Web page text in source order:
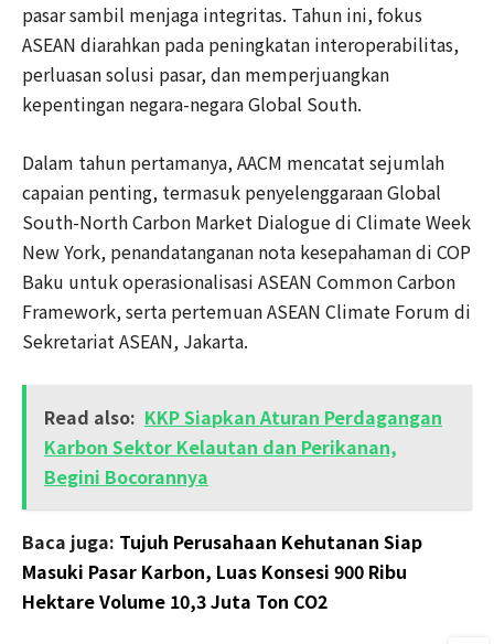
pasar sambil menjaga integritas. Tahun ini, fokus
ASEAN diarahkan pada peningkatan interoperabilitas,
perluasan solusi pasar, dan memperjuangkan
kepentingan negara-negara Global South.
Dalam tahun pertamanya, AACM mencatat sejumlah
capaian penting, termasuk penyelenggaraan Global
South-North Carbon Market Dialogue di Climate Week
New York, penandatanganan nota kesepahaman di COP
Baku untuk operasionalisasi ASEAN Common Carbon
Framework, serta pertemuan ASEAN Climate Forum di
Sekretariat ASEAN, Jakarta.
Read also: KKP Siapkan Aturan Perdagangan
Karbon Sektor Kelautan dan Perikanan,
Begini Bocorannya
Baca juga: Tujuh Perusahaan Kehutanan Siap
Masuki Pasar Karbon, Luas Konsesi 900 Ribu
Hektare Volume 10,3 Juta Ton CO2